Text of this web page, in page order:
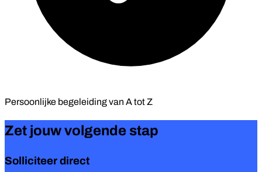
Persoonlijke begeleiding vanA tot Z
Zet jouw volgende stap
Solliciteer direct